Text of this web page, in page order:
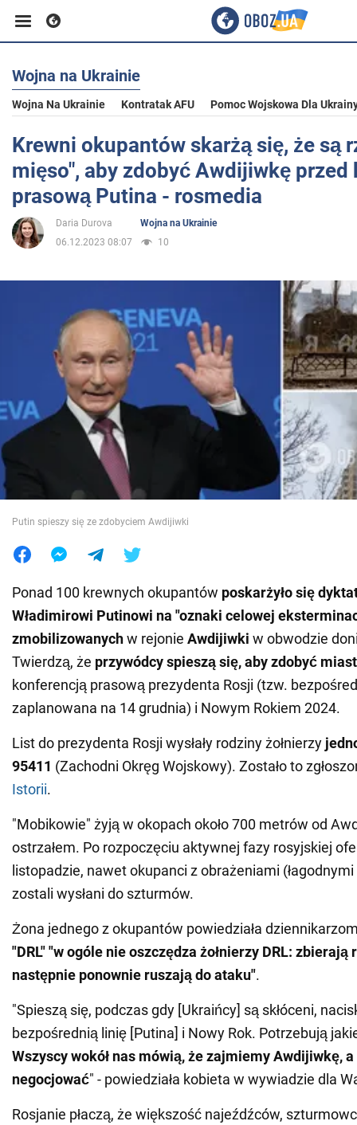
Biznes
Sport
Życie
Społeczeństwo
Wojna na Ukrainie
Jedzenie
Wojna na Ukrainie
Wojna Na Ukrainie Kontratak AFU Pomoc Wojskowa Dla
Krewni okupantów skarżą się, że są
mięso", aby zdobyć Awdijiwkę
prasową Putina - rosmedia
Daria Durova
Wojna na Ukrainie
06.12.2023 08:07
10
Putin spieszy się ze zdobyciem Awdijiwki
Ponad 100 krewnych okupantów poskarżyło się
Władimirowi Putinowi na "oznaki celowej
zmobilizowanychw rejonie Awdijiwki w obwodzie
Twierdzą, że przywódcy spieszą się, aby zdobyć
konferencją prasową prezydenta Rosji (tzw.
zaplanowana na 14 grudnia) i Nowym Rokiem 2024.
List do prezydenta Rosji wysłały rodziny żołnierzy
95411 (Zachodni Okręg Wojskowy). Zostało to
Istorii.
"Mobikowie" żyją w okopach około 700 metrów od
ostrzałem. Po rozpoczęciu aktywnej fazy rosyjskiej
listopadzie, nawet okupanci z obrażeniami
zostali wysłani do szturmów.
Żona jednego z okupantów powiedziała
"DRL" "w ogóle nie oszczędza żołnierzy DRL: zbierają
następnie ponownie ruszają do ataku".
"Spieszą się, podczas gdy [Ukraińcy] są skłóceni,
bezpośrednią linię [Putina] i Nowy Rok. Potrzebują
Wszyscy wokół nas mówią, że zajmiemy Awdijiwkę,
negocjować" - powiedziała kobieta w wywiadzie dla
Rosjanie płaczą, że większość najeźdźców,